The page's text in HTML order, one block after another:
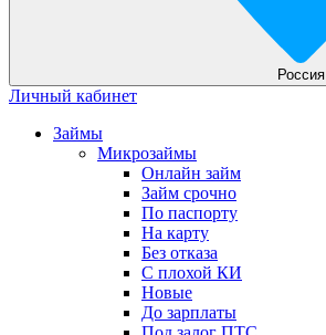
Россия
Личный кабинет
Займы
Микрозаймы
Онлайн займ
Займ срочно
По паспорту
На карту
Без отказа
С плохой КИ
Новые
До зарплаты